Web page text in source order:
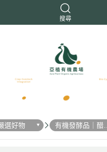
搜尋
有機白蘿蔔
選好物
有機發酵品｜醋｜
味增｜米麴